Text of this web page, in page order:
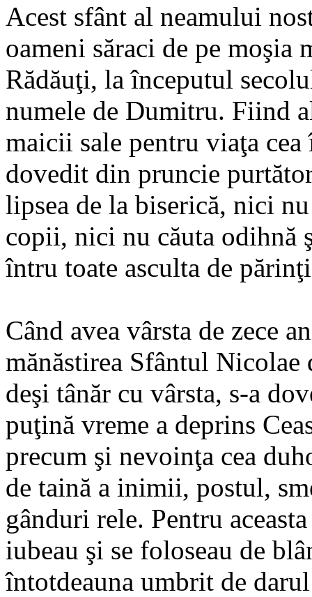
Acest sfânt al neamului
oameni săraci de pe
Rădăuţi, la începutul
numele de Dumitru. Fiind
maicii sale pentru viaţa
dovedit din pruncie
lipsea de la biserică, nici
copii, nici nu căuta odihnă
întru toate asculta de
Când avea vârsta de zece
mănăstirea Sfântul
deşi tânăr cu vârsta, s-a
puţină vreme a deprins
precum şi nevoinţa cea
de taină a inimii, postul,
gânduri rele. Pentru
iubeau şi se foloseau de
întotdeauna umbrit de